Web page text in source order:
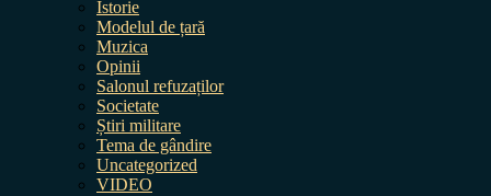
Istorie
Modelul de țară
Muzica
Opinii
Salonul refuzaților
Societate
Știri militare
Tema de gândire
Uncategorized
VIDEO